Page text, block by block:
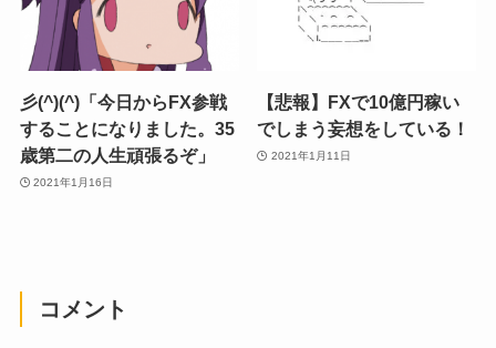
彡(^)(^)「今日からFX参戦
することになりました。35
歳第二の人生頑張るぞ」
2021年1月16日
【悲報】FXで10億円稼い
でしまう妄想をしている！
2021年1月11日
コメント